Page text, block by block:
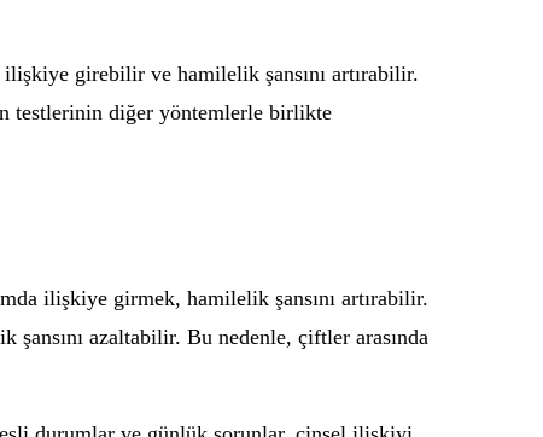
girebilir ve hamilelik şansını artırabilir.
testlerinin diğer yöntemlerle birlikte
ilişkiye girmek, hamilelik şansını artırabilir.
azaltabilir. Bu nedenle, çiftler arasında